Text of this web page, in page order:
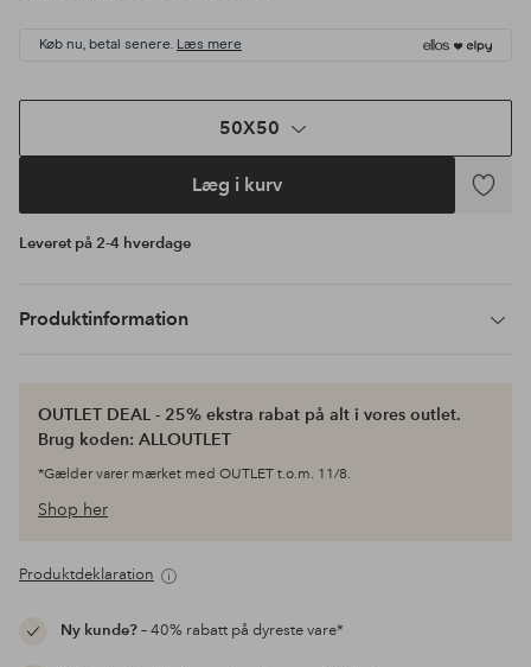
Køb nu, betal senere. Læs mere
50X50
Læg i kurv
Tilføj
Leveret på 2-4 hverdage
Produktinformation
OUTLET DEAL - 25% ekstra rabat på alt i vores outlet.
Brug koden: ALLOUTLET
*Gælder varer mærket med OUTLET t.o.m. 11/8.
Shop her
Produktdeklaration
Ny kunde?– 40% rabatt på dyreste vare*